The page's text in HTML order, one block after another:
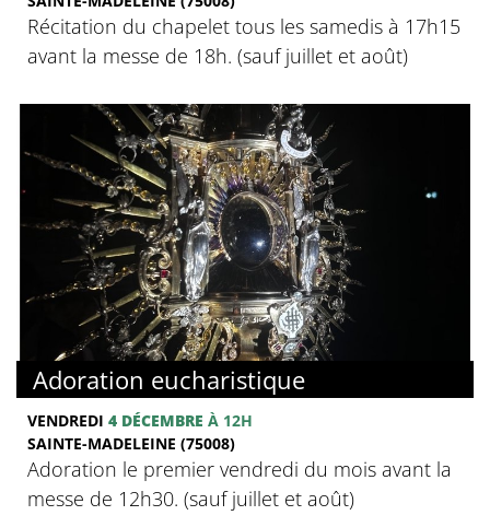
Récitation du chapelet tous les samedis à 17h15
avant la messe de 18h. (sauf juillet et août)
Adoration eucharistique
VENDREDI 4 DÉCEMBRE À 12H
SAINTE-MADELEINE (75008)
Adoration le premier vendredi du mois avant la
messe de 12h30. (sauf juillet et août)